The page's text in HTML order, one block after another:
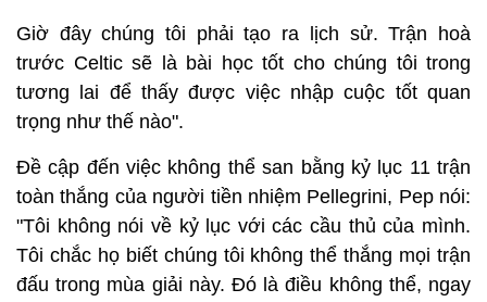
Giờ đây chúng tôi phải tạo ra lịch sử. Trận hoà
trước Celtic sẽ là bài học tốt cho chúng tôi trong
tương lai để thấy được việc nhập cuộc tốt quan
trọng như thế nào".
Đề cập đến việc không thể san bằng kỷ lục 11 trận
toàn thắng của người tiền nhiệm Pellegrini, Pep nói:
"Tôi không nói về kỷ lục với các cầu thủ của mình.
Tôi chắc họ biết chúng tôi không thể thắng mọi trận
đấu trong mùa giải này. Đó là điều không thể, ngay